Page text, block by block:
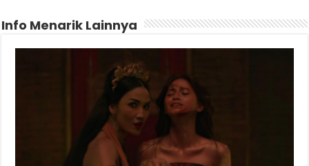
Info Menarik Lainnya